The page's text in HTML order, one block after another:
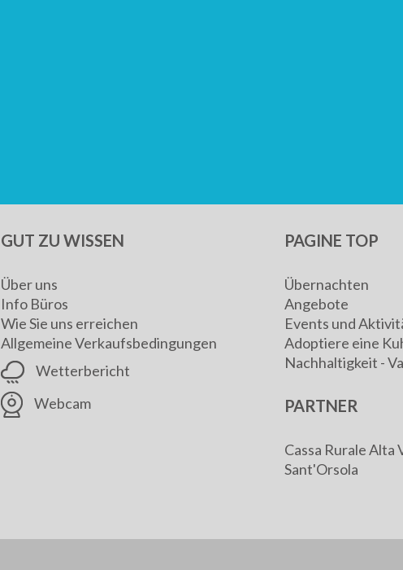
GUT ZU WISSEN
Über uns
Info Büros
Wie Sie uns erreichen
Allgemeine Verkaufsbedingungen
Wetterbericht
Webcam
PAGINE TOP
Übernachten
Angebote
Events und
Adoptiere eine
Nachhaltigkeit -
PARTNER
Cassa Rurale Alta
Sant'Orsola